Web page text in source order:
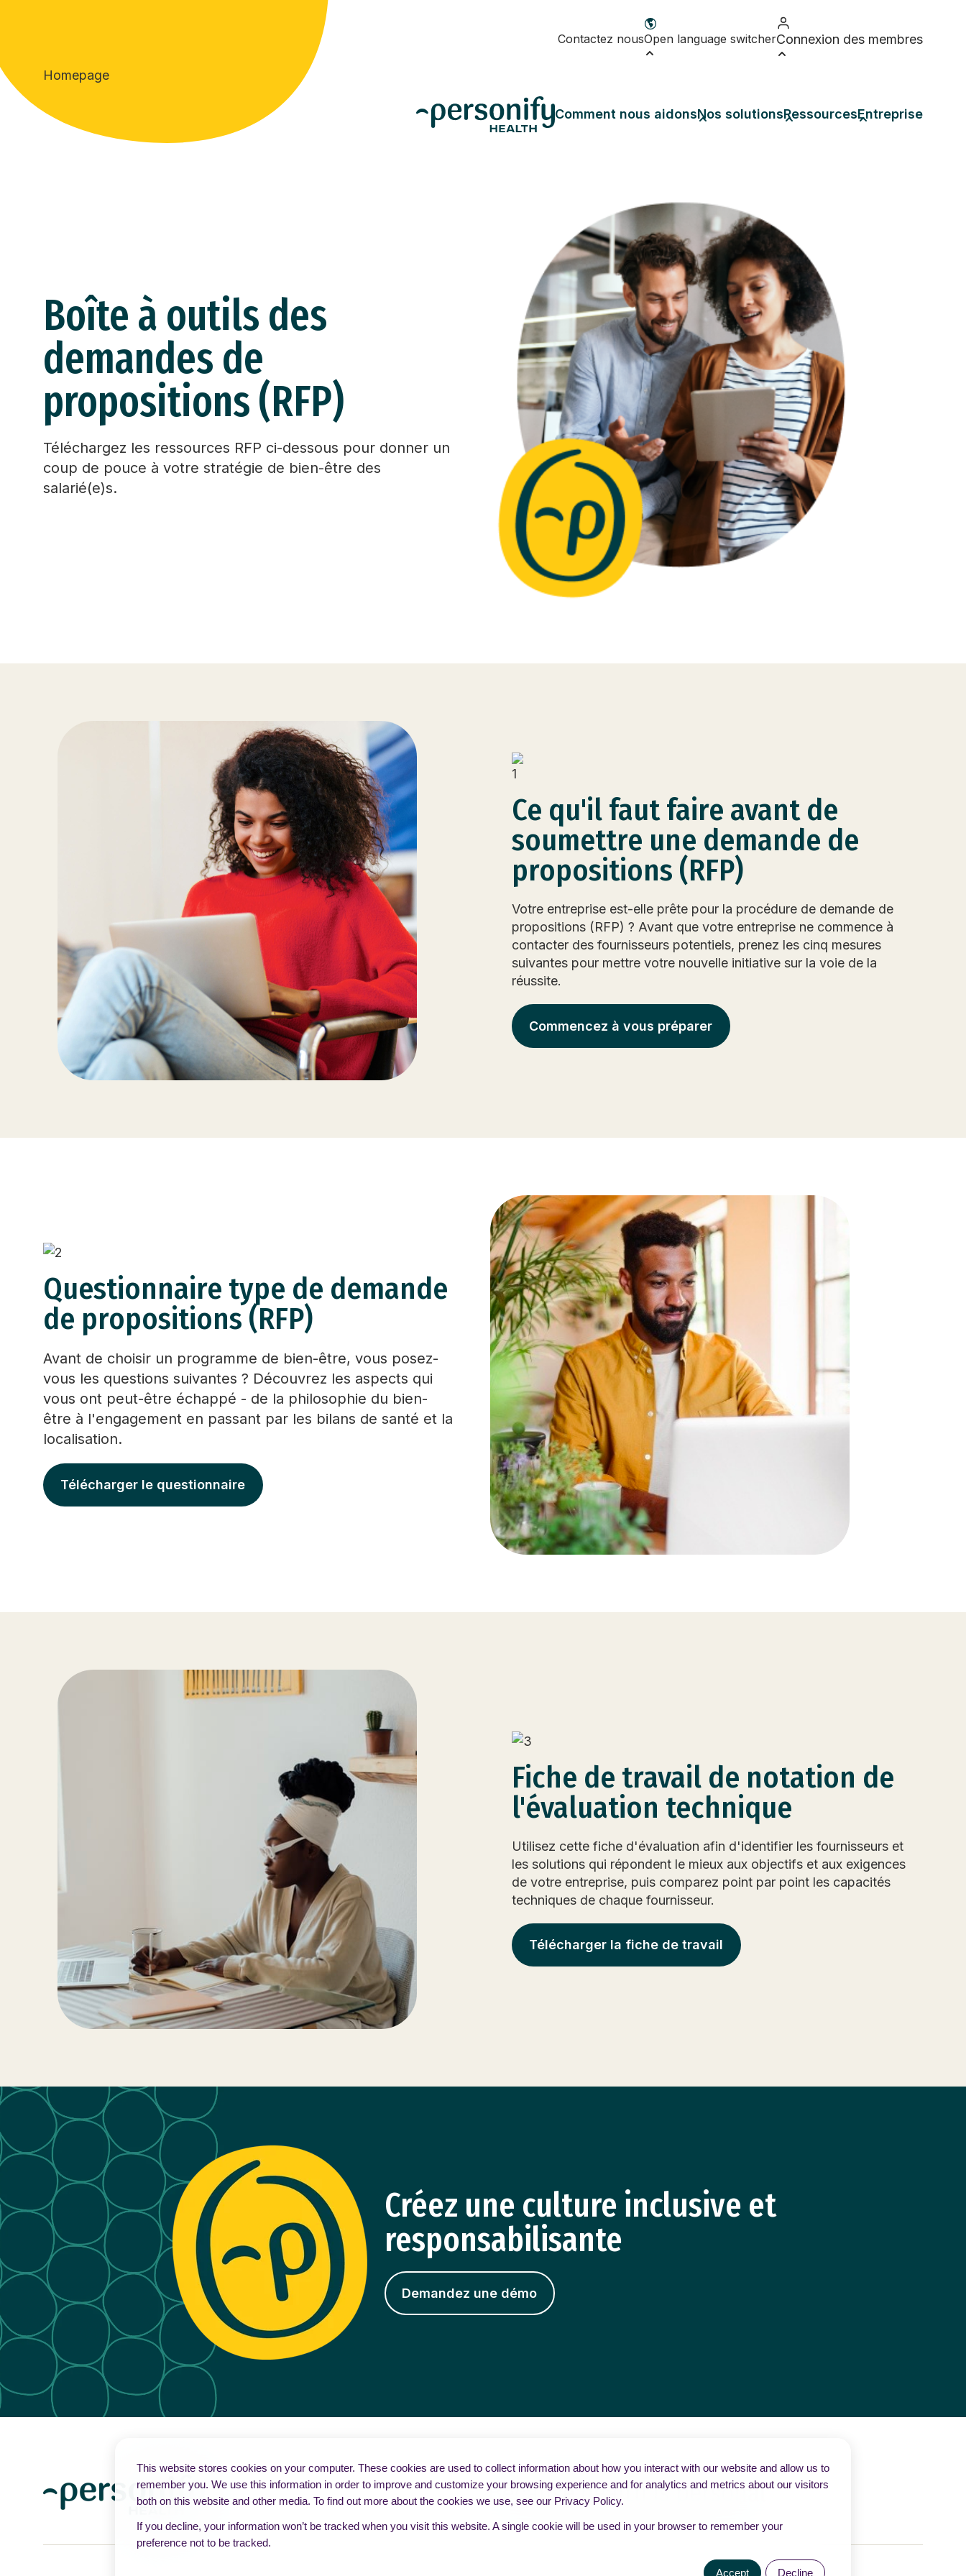
This website stores cookies on your computer. These cookies are used to collect information about how you interact with our website and allow us to
remember you. We use this information in order to improve and customize your browsing experience and for analytics and metrics about our visitors
both on this website and other media. To find out more about the cookies we use, see our Privacy Policy.
If you decline, your information won’t be tracked when you visit this website. A single cookie will be used in your browser to remember your
preference not to be tracked.
Accept Decline
Contactez nousOpen language switcherConnexion des membres
Homepage
Comment nous aidonsNos solutionsRessourcesEntreprise
Boîte à outils des
demandes de
propositions (RFP)
Téléchargez les ressources RFP ci-dessous pour donner un
coup de pouce à votre stratégie de bien-être des
salarié(e)s.
Ce qu'il faut faire avant de
soumettre une demande de
propositions (RFP)
Votre entreprise est-elle prête pour la procédure de demande de
propositions (RFP) ? Avant que votre entreprise ne commence à
contacter des fournisseurs potentiels, prenez les cinq mesures
suivantes pour mettre votre nouvelle initiative sur la voie de la
réussite.
Commencez à vous préparer
Questionnaire type de demande
de propositions (RFP)
Avant de choisir un programme de bien-être, vous posez-
vous les questions suivantes ? Découvrez les aspects qui
vous ont peut-être échappé - de la philosophie du bien-
être à l'engagement en passant par les bilans de santé et la
localisation.
Télécharger le questionnaire
Fiche de travail de notation de
l'évaluation technique
Utilisez cette fiche d'évaluation afin d'identifier les fournisseurs et
les solutions qui répondent le mieux aux objectifs et aux exigences
de votre entreprise, puis comparez point par point les capacités
techniques de chaque fournisseur.
Télécharger la fiche de travail
Créez une culture inclusive et
responsabilisante
Demandez une démo